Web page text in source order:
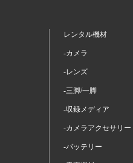
レンタル機材
-カメラ
-レンズ
-三脚/一脚
-収録メディア
-カメラアクセサリー
-バッテリー